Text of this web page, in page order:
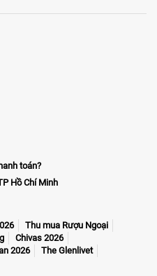
toán?
Hồ Chí Minh
Thu mua Rượu Ngoại
Chivas 2026
2026
The Glenlivet